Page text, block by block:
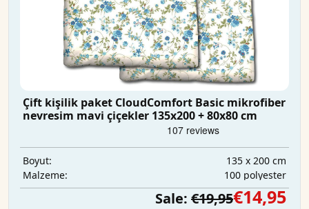
Çift kişilik paket CloudComfort Basic mikrofiber
nevresim mavi çiçekler 135x200 + 80x80 cm
Boyut:
135 x 200 cm
Malzeme:
100 polyester
Sale: €19,95€14,95